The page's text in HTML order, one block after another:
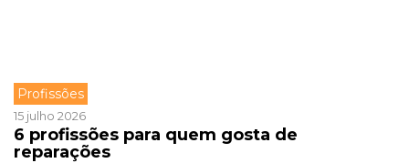
Profissões
15 julho 2026
6 profissões para quem gosta de
reparações